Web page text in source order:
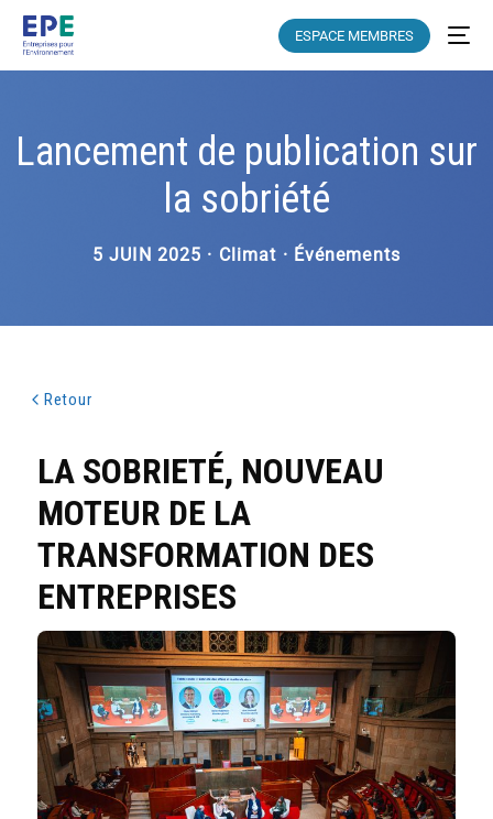
ESPACE MEMBRES
Lancement de publication sur
la sobriété
5 JUIN 2025 · Climat · Événements
Retour
LA SOBRIETÉ, NOUVEAU
MOTEUR DE LA
TRANSFORMATION DES
ENTREPRISES